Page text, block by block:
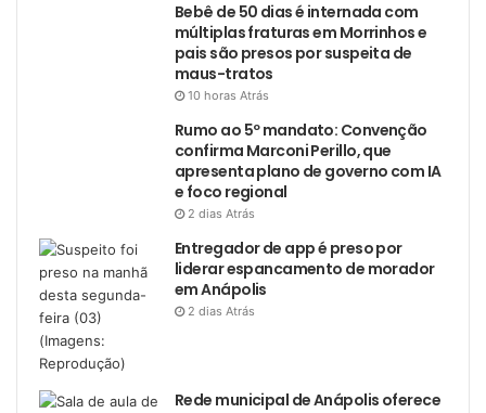
Bebê de 50 dias é internada com
múltiplas fraturas em Morrinhos e
pais são presos por suspeita de
maus-tratos
10 horas Atrás
Rumo ao 5º mandato: Convenção
confirma Marconi Perillo, que
apresenta plano de governo com IA
e foco regional
2 dias Atrás
Entregador de app é preso por
liderar espancamento de morador
em Anápolis
2 dias Atrás
Rede municipal de Anápolis oferece